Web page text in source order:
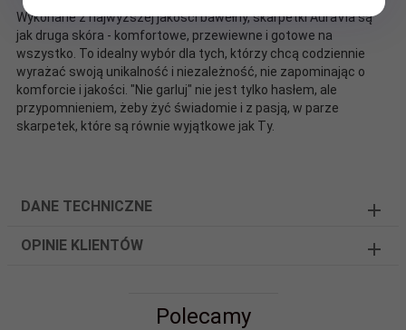
Wykonane z najwyższej jakości bawełny, skarpetki AuraVia są
jak druga skóra - komfortowe, przewiewne i gotowe na
wszystko. To idealny wybór dla tych, którzy chcą codziennie
wyrażać swoją unikalność i niezależność, nie zapominając o
komforcie i jakości. "Nie garluj" nie jest tylko hasłem, ale
przypomnieniem, żeby żyć świadomie i z pasją, w parze
skarpetek, które są równie wyjątkowe jak Ty.
DANE TECHNICZNE
OPINIE KLIENTÓW
Polecamy